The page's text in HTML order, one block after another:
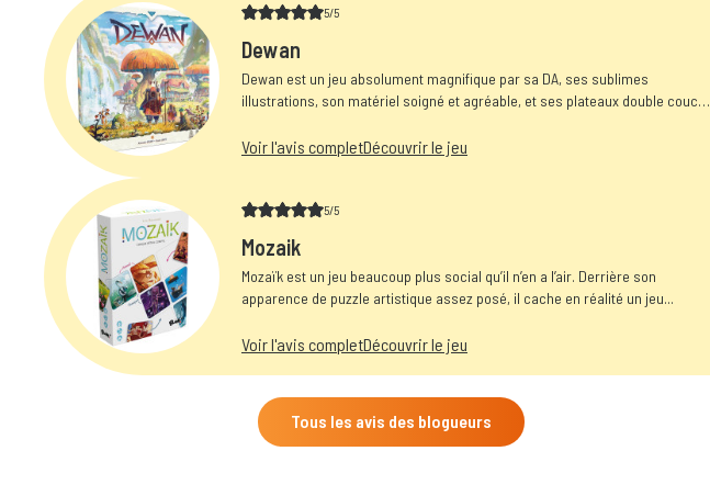
5/5
Dewan
Dewan est un jeu absolument magnifique par sa DA, ses sublimes
illustrations, son matériel soigné et agréable, et ses plateaux double couche
Voir l'avis completDécouvrir le jeu
5/5
Mozaik
Mozaïk est un jeu beaucoup plus social qu’il n’en a l’air. Derrière son
apparence de puzzle artistique assez posé, il cache en réalité un jeu...
Voir l'avis completDécouvrir le jeu
Tous les avis des blogueurs